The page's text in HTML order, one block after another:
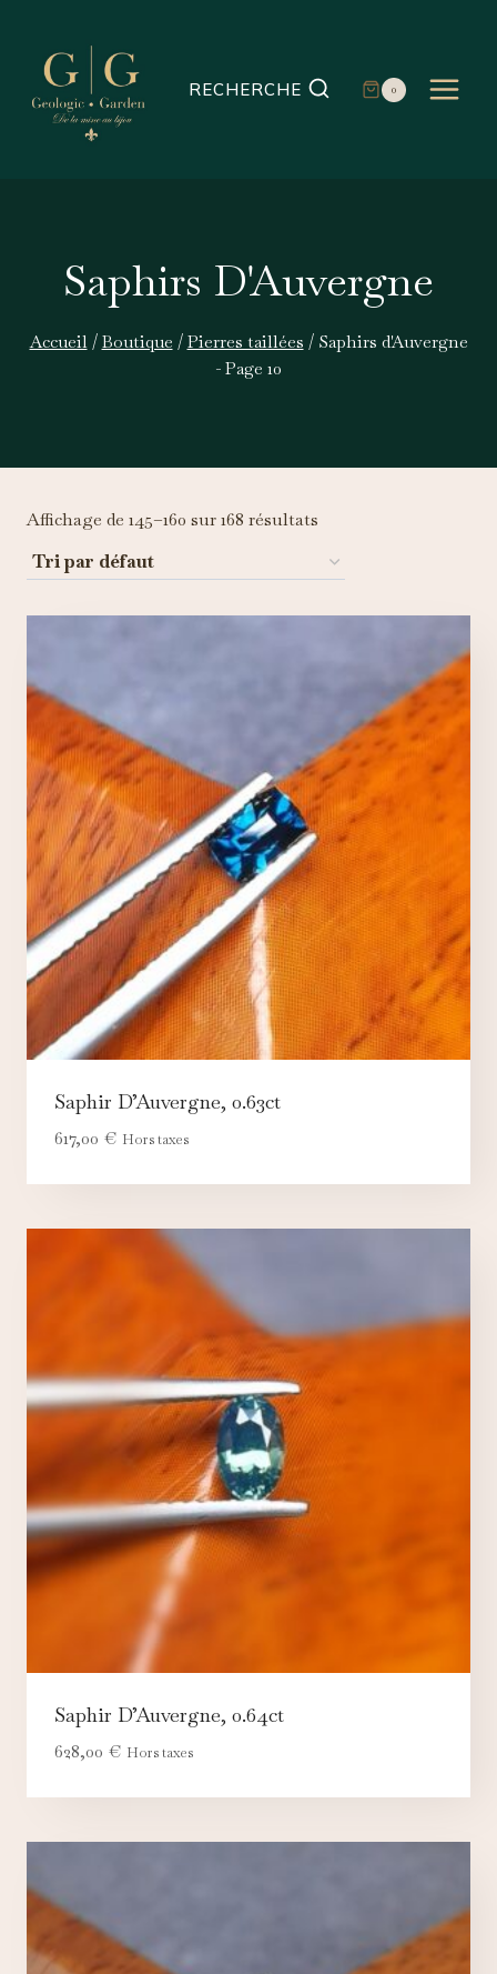
contenu
RECHERCHE 0
Saphirs D'Auvergne
Accueil / Boutique / Pierres taillées / Saphirs d'Auvergne
- Page 10
Affichage de 145–160 sur 168 résultats
Saphir D’Auvergne, 0.63ct
617,00 € Hors taxes
Saphir D’Auvergne, 0.64ct
628,00 € Hors taxes